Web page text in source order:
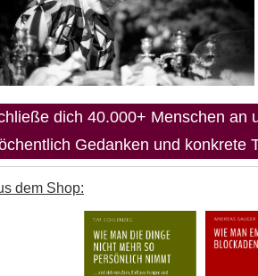
dich 40.000+ Menschen an
Gedanken und konkrete
dem Shop: